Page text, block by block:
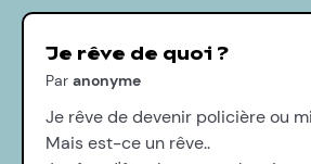
Je rêve de quoi ?
Par anonyme
Je rêve de devenir policière ou
Mais est-ce un rêve..